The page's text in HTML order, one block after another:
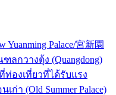
Palace/宮新園
ลกวางตุ้ง (Quangdong)
องเที่ยวที่ได้รับแรง
า (Old Summer Palace)